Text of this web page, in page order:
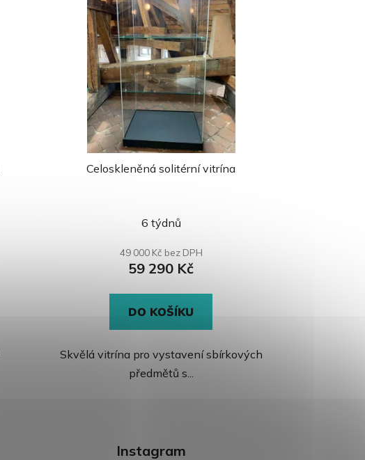
Celoskleněná solitérní vitrína
6 týdnů
49 000 Kč bez DPH
59 290 Kč
DO KOŠÍKU
Skvělá vitrína pro vystavení sbírkových
předmětů s...
Instagram